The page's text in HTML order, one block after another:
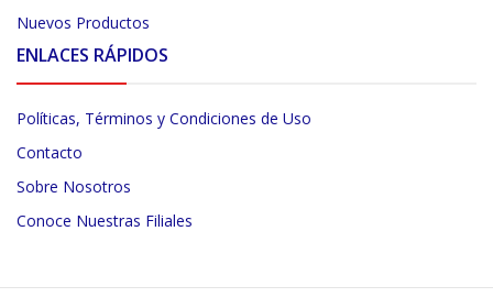
Nuevos Productos
ENLACES RÁPIDOS
Políticas, Términos y Condiciones de Uso
Contacto
Sobre Nosotros
Conoce Nuestras Filiales